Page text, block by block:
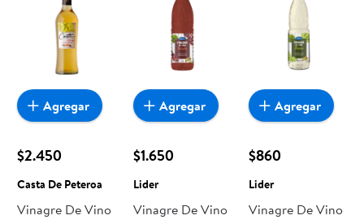
$2.450
Casta De Peteroa
Vinagre De Vino
Agregar
$1.650
Lider
Vinagre De Vino
Agregar
$860
Lider
Vinagre De Vino
Agregar